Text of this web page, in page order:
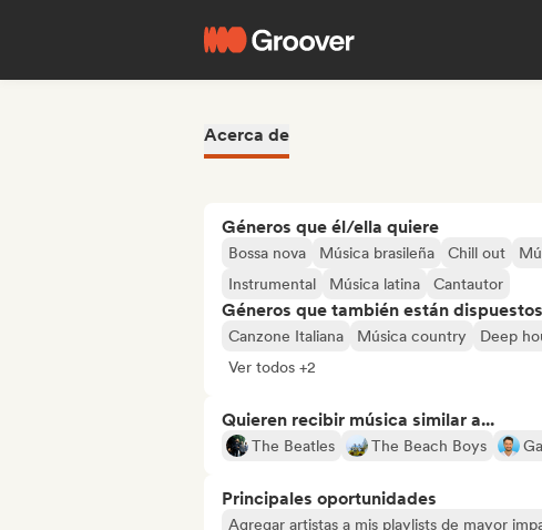
Acerca de
Géneros que él/ella quiere
Bossa nova Música brasileña Chill out
Instrumental
Música latina Cantautor
Géneros que también están
Canzone Italiana Música country Deep
Ver todos +2
Quieren recibir música similar a...
The Beatles The Beach Boys
Principales oportunidades
Agregar artistas a mis playlists de mayor